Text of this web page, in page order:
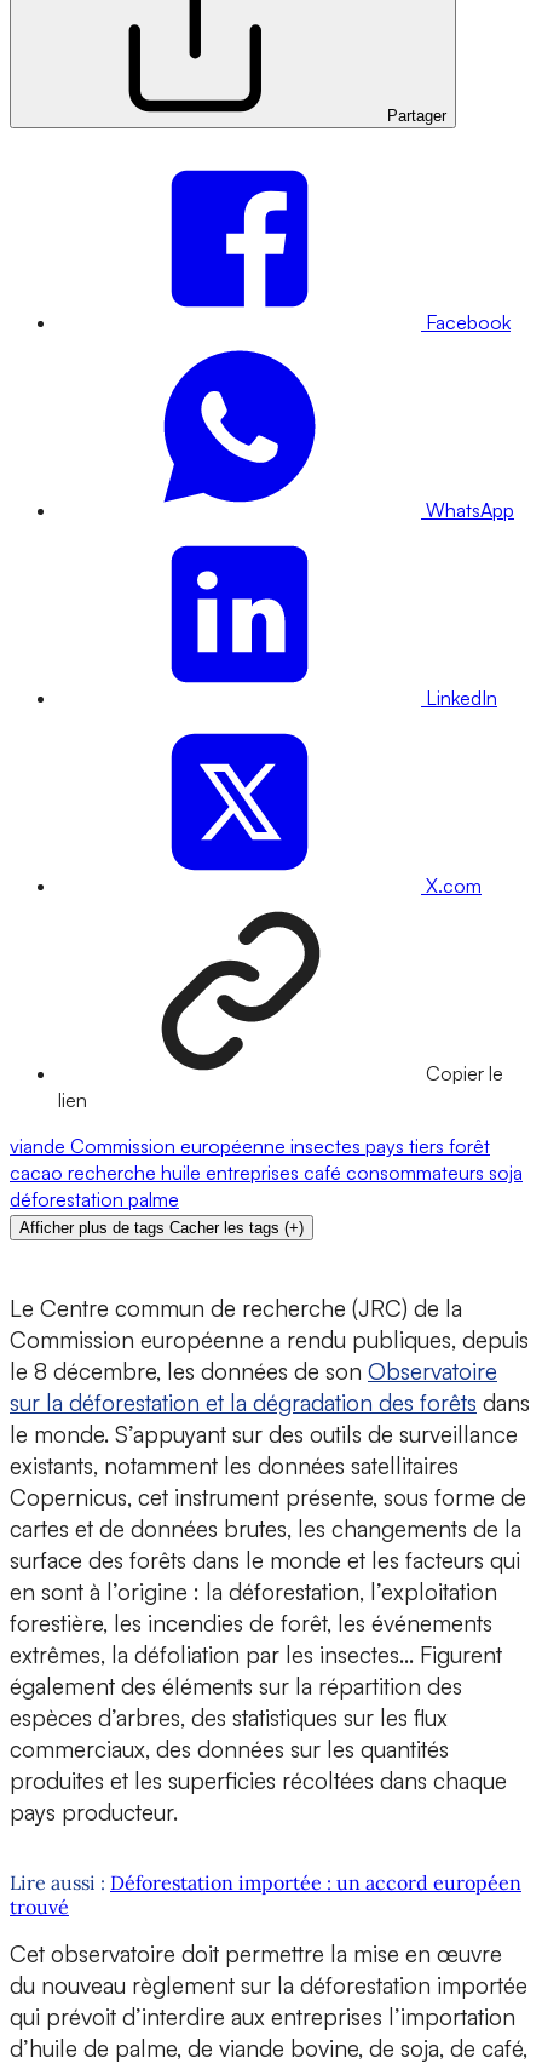
Partager
Facebook
WhatsApp
LinkedIn
X.com
Copier le
lien
viande Commission européenne insectes pays tiers forêt
cacao recherche huile entreprises café consommateurs soja
déforestation palme
Afficher plus de tags Cacher les tags (+)
Le Centre commun de recherche (JRC) de la
Commission européenne a rendu publiques, depuis
le 8 décembre, les données de son Observatoire
sur la déforestation et la dégradation des forêts dans
le monde. S’appuyant sur des outils de surveillance
existants, notamment les données satellitaires
Copernicus, cet instrument présente, sous forme de
cartes et de données brutes, les changements de la
surface des forêts dans le monde et les facteurs qui
en sont à l’origine : la déforestation, l’exploitation
forestière, les incendies de forêt, les événements
extrêmes, la défoliation par les insectes… Figurent
également des éléments sur la répartition des
espèces d’arbres, des statistiques sur les flux
commerciaux, des données sur les quantités
produites et les superficies récoltées dans chaque
pays producteur.
Lire aussi : Déforestation importée : un accord européen
trouvé
Cet observatoire doit permettre la mise en œuvre
du nouveau règlement sur la déforestation importée
qui prévoit d’interdire aux entreprises l’importation
d’huile de palme, de viande bovine, de soja, de café,